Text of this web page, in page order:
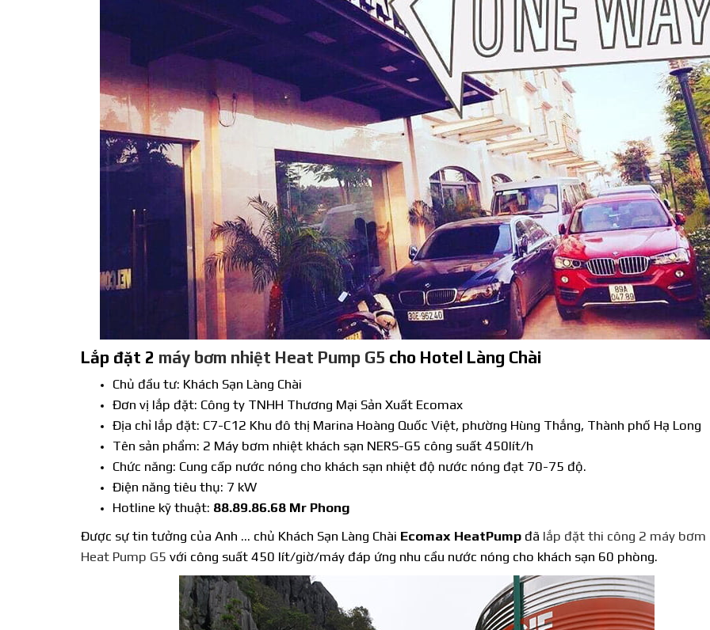
Lắp đặt 2 máy bơm nhiệt Heat Pump G5 cho Hotel Làng Chài
Chủ đầu tư: Khách Sạn Làng Chài
Đơn vị lắp đặt: Công ty TNHH Thương Mại Sản Xuất Ecomax
Địa chỉ lắp đặt: C7-C12 Khu đô thị Marina Hoàng Quốc Việt, phường Hùng Thắng, Thành phố Hạ Long
Tên sản phẩm: 2 Máy bơm nhiệt khách sạn NERS-G5 công suất 450lít/h
Chức năng: Cung cấp nước nóng cho khách sạn nhiệt độ nước nóng đạt 70-75 độ.
Điện năng tiêu thụ: 7 kW
Hotline kỹ thuật: 88.89.86.68 Mr Phong
Được sự tin tưởng của Anh … chủ Khách Sạn Làng Chài Ecomax HeatPump đã lắp đặt thi công 2 máy bơm
Heat Pump G5 với công suất 450 lít/giờ/máy đáp ứng nhu cầu nước nóng cho khách sạn 60 phòng.